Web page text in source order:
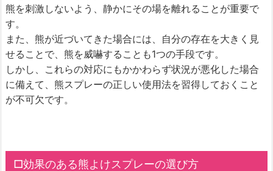
熊を刺激しないよう、静かにその場を離れることが重要で
す。
また、熊が近づいてきた場合には、自分の存在を大きく見
せることで、熊を威嚇することも1つの手段です。
しかし、これらの対応にもかかわらず状況が悪化した場合
に備えて、熊スプレーの正しい使用法を習得しておくこと
が不可欠です。
□効果のある熊よけスプレーの選び方